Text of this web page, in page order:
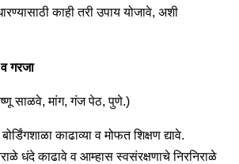
काही तरी उपाय योजावे, अशी
गरजा
साळवे, मांग, गंज पेठ, पुणे.)
काढाव्या व मोफत शिक्षण द्यावे.
धंदे काढावे व आम्हास स्वसंरक्षणाचे निरनिराळे